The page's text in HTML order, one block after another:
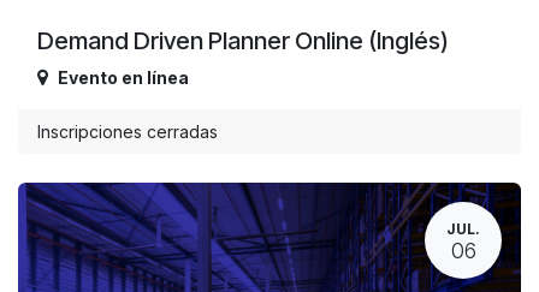
Demand Driven Planner Online (Inglés)
Evento en línea
Inscripciones cerradas
JUL.
06